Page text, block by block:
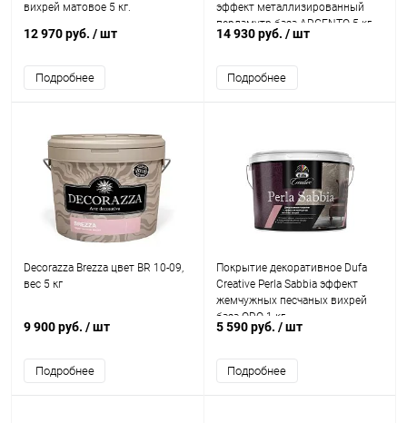
вихрей матовое 5 кг.
12 970 руб. / шт
Подробнее
эффект металлизированный
перламутр база ARGENTO 5 кг
14 930 руб. / шт
Подробнее
Decorazza Brezza цвет BR 10-09,
вес 5 кг
9 900 руб. / шт
Подробнее
Покрытие декоративное Dufa
Creative Perla Sabbia эффект
жемчужных песчаных вихрей
база ORO 1 кг.
5 590 руб. / шт
Подробнее